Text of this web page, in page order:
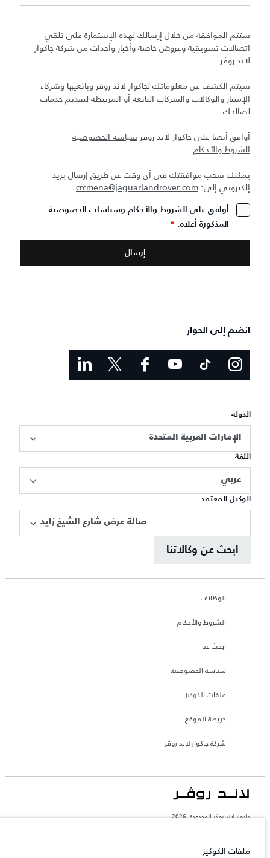
ستتم الموافقة من خلال إرسالك لهذه الإستمارة على تلقي
اتصالات تسويقية وعروض خاصة وأخبار وأحداث من شركة جاكوار
لاند روڤر.
سيتم الكشف عن معلوماتك لجاكوار لاند روڤر وبائعيها وشركاء
الإمتياز والوكالات والشركات التابعة أو المرتبطة لتقديم خدمات
لصالحك.
أوافق أيضا على جاكوار لاند روڤر سياسة الخصوصية
الشروط والأحكام
يمكنك سحب موافقتك في أي وقت عن طريق إرسال بريد
إلكتروني إلى: crcmena@jaguarlandrover.com
أوافق على الشروط والأحكام وسياسات الخصوصية
المذكورة أعلاه. *
انضم إلى الحوار
الدولة
الإمارات العربية المتحدة
اللغة
عربي
الوكيل المعتمد
صالة عرض شارع الشيخ زايد
ابحث عن وكالاتنا
الوظائف
الشروط والأحكام
ابحث عنا
سياسة الخصوصية
ملفات الكوكيز
خريطة الموقع
شركة جاكوار لاند روڤر
جاكوار لاند روڨر المحدودة: 2026
تعكس الأوزان المذكورة مواصفات السيارة القياسية. سوف تؤثر الإكسسوارات وغيرها من
العناصر المثبتة بعد نقطة التصنيع في الحمولة. تأكد من عدم تجاوز الوزن الإجمالي للسيارة
ملفات الكوكيز